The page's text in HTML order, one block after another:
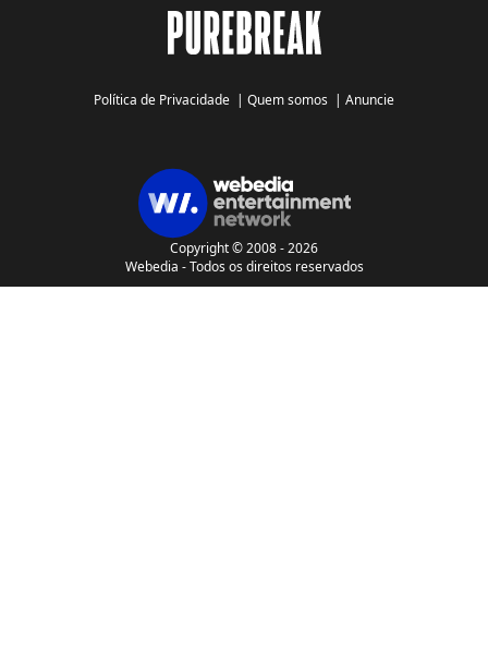
Política de Privacidade | Quem somos | Anuncie
Copyright © 2008 - 2026
Webedia - Todos os direitos reservados